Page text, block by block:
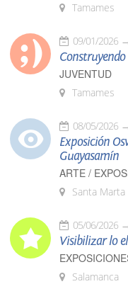
Tamames
09/01/2026
JUVENTUD
Tamames
08/05/2026
Exposición
Guayasamín
ARTE /
Santa
05/06/2026
Visibilizar lo
Salamanca